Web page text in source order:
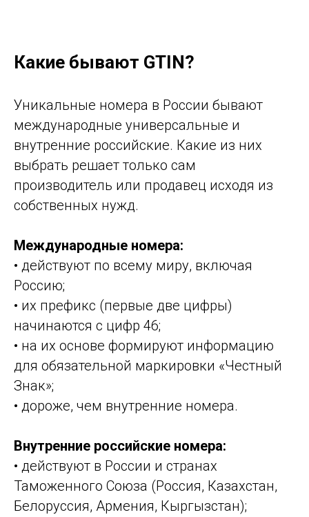
Какие бывают GTIN?
Уникальные номера в России бывают
международные универсальные и
внутренние российские. Какие из них
выбрать решает только сам
производитель или продавец исходя из
собственных нужд.
Международные номера:
• действуют по всему миру, включая
Россию;
• их префикс (первые две цифры)
начинаются с цифр 46;
• на их основе формируют информацию
для обязательной маркировки «Честный
Знак»;
• дороже, чем внутренние номера.
Внутренние российские номера:
• действуют в России и странах
Таможенного Союза (Россия, Казахстан,
Белоруссия, Армения, Кыргызстан);